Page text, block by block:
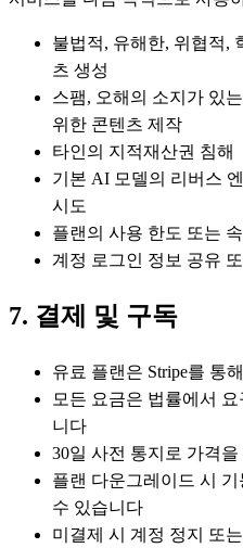
불법적, 유해한, 위협적,
츠 생성
스팸, 오해의 소지가 있
위한 콘텐츠 제작
타인의 지적재산권 침해
기본 AI 모델의 리버스
시도
플랜의 사용 한도 또는
계정 로그인 정보 공유
7. 결제 및 구독
유료 플랜은 Stripe를 통
모든 요금은 법률에서
니다
30일 사전 통지로 가격
플랜 다운그레이드 시
수 있습니다
미결제 시 계정 정지 또